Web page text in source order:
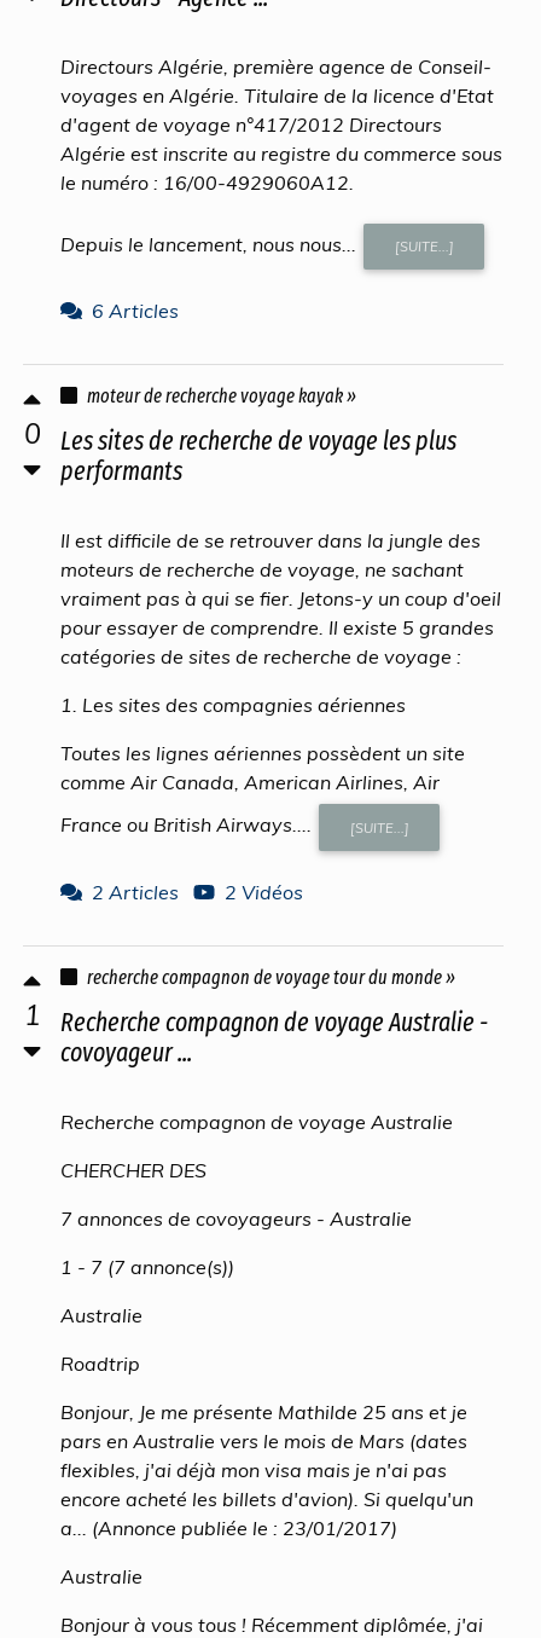
Directours Algérie, première agence de Conseil-
voyages en Algérie. Titulaire de la licence d'Etat
d'agent de voyage n°417/2012 Directours
Algérie est inscrite au registre du commerce sous
le numéro : 16/00-4929060A12.
Depuis le lancement, nous nous... [SUITE...]
6 Articles
0
moteur de recherche voyage kayak »
Les sites de recherche de voyage les plus
performants
Il est difficile de se retrouver dans la jungle des
moteurs de recherche de voyage, ne sachant
vraiment pas à qui se fier. Jetons-y un coup d'oeil
pour essayer de comprendre. Il existe 5 grandes
catégories de sites de recherche de voyage :
1. Les sites des compagnies aériennes
Toutes les lignes aériennes possèdent un site
comme Air Canada, American Airlines, Air
France ou British Airways....
[SUITE...]
2 Articles 2 Vidéos
1
recherche compagnon de voyage tour du monde »
Recherche compagnon de voyage Australie -
covoyageur ...
Recherche compagnon de voyage Australie
CHERCHER DES
7 annonces de covoyageurs - Australie
1 - 7 (7 annonce(s))
Australie
Roadtrip
Bonjour, Je me présente Mathilde 25 ans et je
pars en Australie vers le mois de Mars (dates
flexibles, j'ai déjà mon visa mais je n'ai pas
encore acheté les billets d'avion). Si quelqu'un
a... (Annonce publiée le : 23/01/2017)
Australie
Bonjour à vous tous ! Récemment diplômée, j'ai